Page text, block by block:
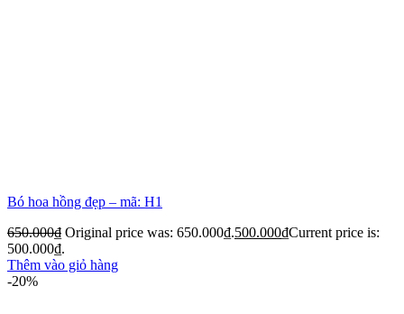
Bó hoa hồng đẹp – mã: H1
650.000₫ Original price was: 650.000₫.500.000₫Current price is:
500.000₫.
Thêm vào giỏ hàng
-20%